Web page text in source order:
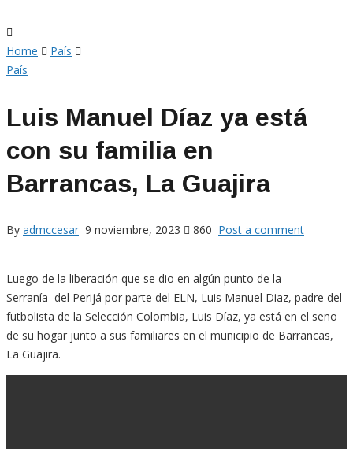
Home
País
País
Luis Manuel Díaz ya está
con su familia en
Barrancas, La Guajira
By admccesar 9 noviembre, 2023 860 Post a comment
Luego de la liberación que se dio en algún punto de la
Serranía del Perijá por parte del ELN, Luis Manuel Diaz, padre del
futbolista de la Selección Colombia, Luis Díaz, ya está en el seno
de su hogar junto a sus familiares en el municipio de Barrancas,
La Guajira.